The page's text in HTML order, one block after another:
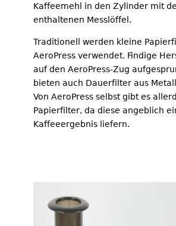
Kaffeemehl in den Zylinder mit
enthaltenen Messlöffel.
Traditionell werden kleine
AeroPress verwendet. Findige
auf den AeroPress-Zug
bieten auch Dauerfilter aus
Von AeroPress selbst gibt es
Papierfilter, da diese angeblich
Kaffeeergebnis liefern.